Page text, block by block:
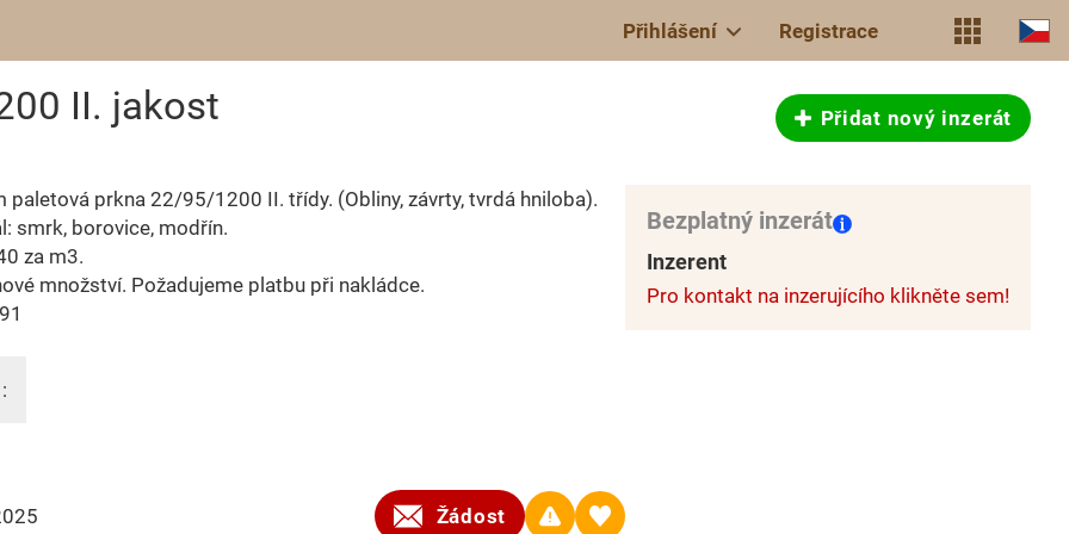
Přihlášení Registrace
II. jakost Přidat nový inzerát
paletová prkna 22/95/1200 II. třídy. (Obliny, závrty, tvrdá hniloba).
smrk, borovice, modřín.
za m3.
množství. Požadujeme platbu při nakládce.
Žádost
Bezplatný inzerát
Inzerent
Pro kontakt na inzerujícího klikněte sem!